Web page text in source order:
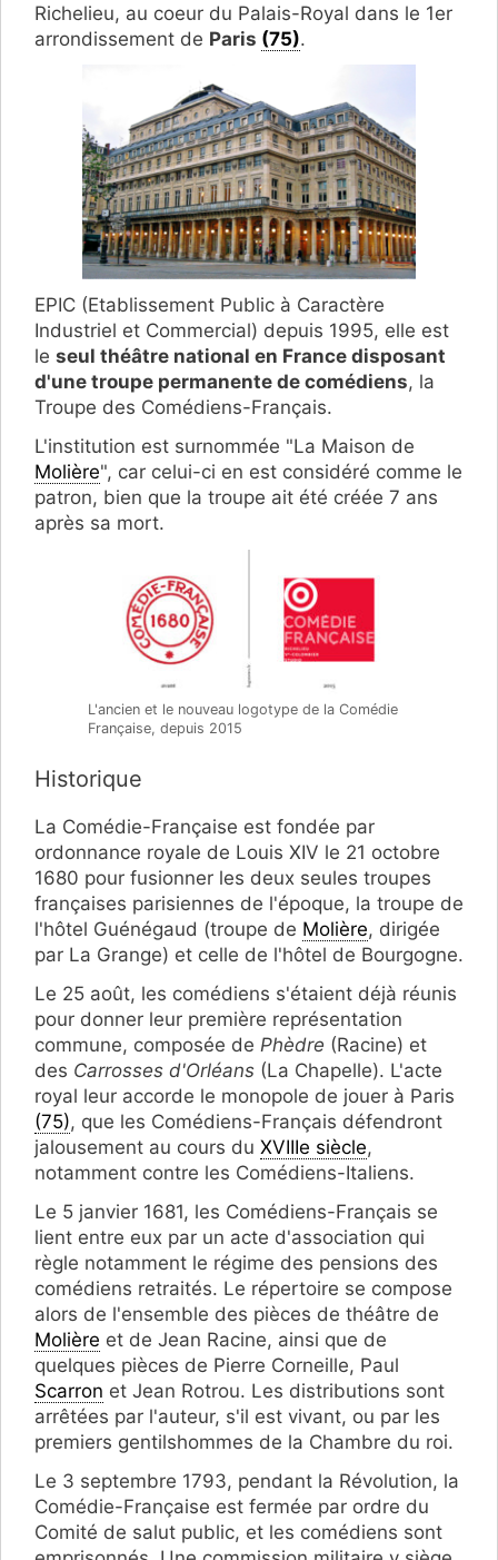
Richelieu, au coeur du Palais-Royal dans le 1er
arrondissement de Paris (75).
EPIC (Etablissement Public à Caractère
Industriel et Commercial) depuis 1995, elle est
le seul théâtre national en France disposant
d'une troupe permanente de comédiens, la
Troupe des Comédiens-Français.
L'institution est surnommée "La Maison de
Molière", car celui-ci en est considéré comme le
patron, bien que la troupe ait été créée 7 ans
après sa mort.
L'ancien et le nouveau logotype de la Comédie
Française, depuis 2015
Historique
La Comédie-Française est fondée par
ordonnance royale de Louis XIV le 21 octobre
1680 pour fusionner les deux seules troupes
françaises parisiennes de l'époque, la troupe de
l'hôtel Guénégaud (troupe de Molière, dirigée
par La Grange) et celle de l'hôtel de Bourgogne.
Le 25 août, les comédiens s'étaient déjà réunis
pour donner leur première représentation
commune, composée de Phèdre (Racine) et
des Carrosses d'Orléans (La Chapelle). L'acte
royal leur accorde le monopole de jouer à Paris
(75), que les Comédiens-Français défendront
jalousement au cours du XVIIIe siècle,
notamment contre les Comédiens-Italiens.
Le 5 janvier 1681, les Comédiens-Français se
lient entre eux par un acte d'association qui
règle notamment le régime des pensions des
comédiens retraités. Le répertoire se compose
alors de l'ensemble des pièces de théâtre de
Molière et de Jean Racine, ainsi que de
quelques pièces de Pierre Corneille, Paul
Scarron et Jean Rotrou. Les distributions sont
arrêtées par l'auteur, s'il est vivant, ou par les
premiers gentilshommes de la Chambre du roi.
Le 3 septembre 1793, pendant la Révolution, la
Comédie-Française est fermée par ordre du
Comité de salut public, et les comédiens sont